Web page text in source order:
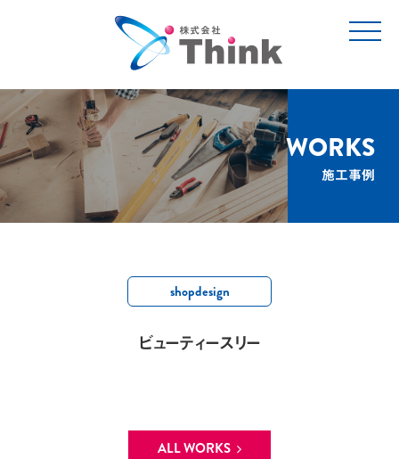
t
o
v
i
a
WORKS
施工事例
shopdesign
ビューティースリー
ALL WORKS